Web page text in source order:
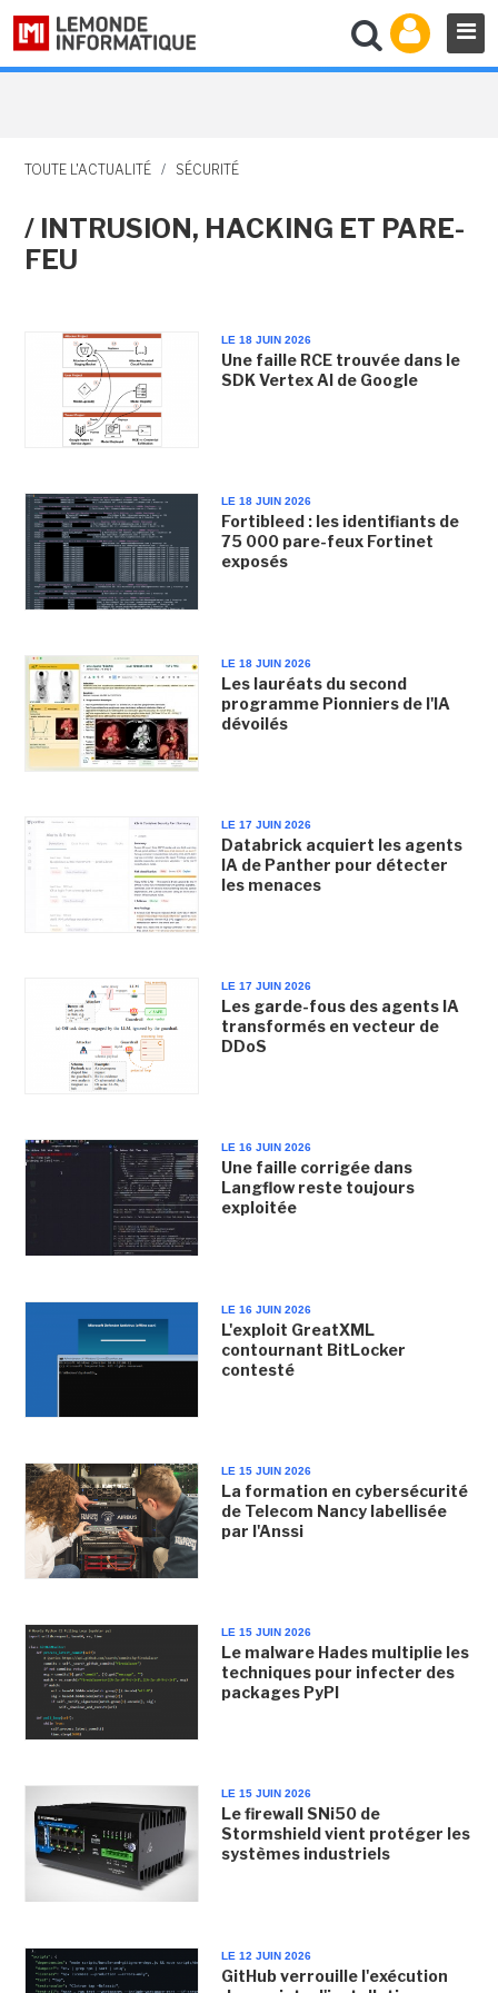
TOUTE L'ACTUALITÉ / SÉCURITÉ
/ INTRUSION, HACKING ET PARE-
FEU
LE 18 JUIN 2026
Une faille RCE trouvée dans le
SDK Vertex AI de Google
LE 18 JUIN 2026
Fortibleed : les identifiants de
75 000 pare-feux Fortinet
exposés
LE 18 JUIN 2026
Les lauréats du second
programme Pionniers de l'IA
dévoilés
LE 17 JUIN 2026
Databrick acquiert les agents
IA de Panther pour détecter
les menaces
LE 17 JUIN 2026
Les garde-fous des agents IA
transformés en vecteur de
DDoS
LE 16 JUIN 2026
Une faille corrigée dans
Langflow reste toujours
exploitée
LE 16 JUIN 2026
L'exploit GreatXML
contournant BitLocker
contesté
LE 15 JUIN 2026
La formation en cybersécurité
de Telecom Nancy labellisée
par l'Anssi
LE 15 JUIN 2026
Le malware Hades multiplie les
techniques pour infecter des
packages PyPI
LE 15 JUIN 2026
Le firewall SNi50 de
Stormshield vient protéger les
systèmes industriels
LE 12 JUIN 2026
GitHub verrouille l'exécution